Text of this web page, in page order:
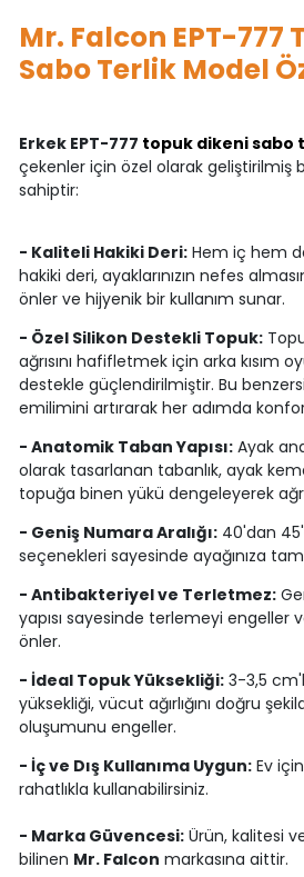
Mr. Falcon EPT-777
Sabo Terlik Model
Erkek EPT-777 topuk dikeni sabo
çekenler için özel olarak geliştirilmiş
sahiptir:
- Kaliteli Hakiki Deri:Hem iç hem de
hakiki deri, ayaklarınızın nefes
önler ve hijyenik bir kullanım sunar.
- Özel Silikon Destekli Topuk:
ağrısını hafifletmek için arka kısım
destekle güçlendirilmiştir. Bu
emilimini artırarak her adımda
- Anatomik Taban Yapısı:Ayak
olarak tasarlanan tabanlık, ayak
topuğa binen yükü dengeleyerek
- Geniş Numara Aralığı:40'dan
seçenekleri sayesinde ayağınıza
- Antibakteriyel ve Terletmez:
yapısı sayesinde terlemeyi engeller
önler.
- İdeal Topuk Yüksekliği:3-3,5
yüksekliği, vücut ağırlığını doğru
oluşumunu engeller.
- İç ve Dış Kullanıma Uygun:Ev
rahatlıkla kullanabilirsiniz.
- Marka Güvencesi:Ürün, kalitesi
bilinen Mr. Falcon markasına aittir.